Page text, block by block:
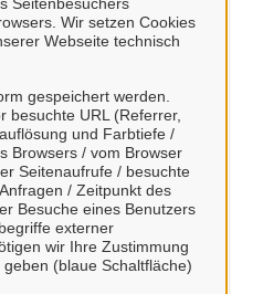
Wir setzen Cookies
Webseite technisch
gespeichert werden.
besuchte URL (Referrer,
und Farbtiefe /
Browsers / vom Browser
Seitenaufrufe / besuchte
/ Zeitpunkt des
Besuche eines Benutzers
externer
wir Ihre Zustimmung
(blaue Schaltfläche)
führen.
der